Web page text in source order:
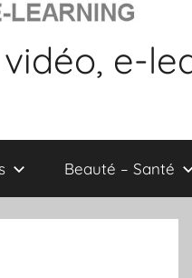
e-
Beauté – Santé